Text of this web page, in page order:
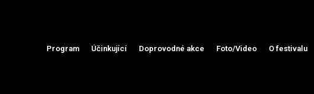
Program Účinkující Doprovodné akce Foto/Video O festivalu